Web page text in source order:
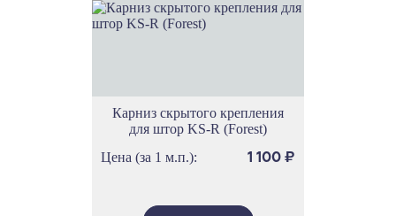
Карниз скрытого крепления
для штор KS-R (Forest)
Цена (за 1 м.п.):
1 100 ₽